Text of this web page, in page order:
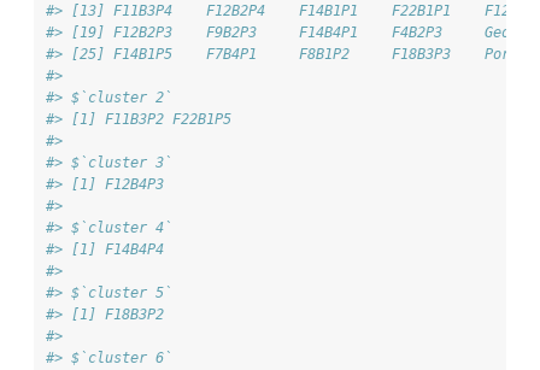
#> [13] F11B3P4    F12B2P4    F14B1P1    F22B1P1
#> [19] F12B2P3    F9B2P3     F14B4P1    F4B2P3
#> [25] F14B1P5    F7B4P1     F8B1P2     F18B3P3
#>
#> $`cluster 2`
#> [1] F11B3P2 F22B1P5
#>
#> $`cluster 3`
#> [1] F12B4P3
#>
#> $`cluster 4`
#> [1] F14B4P4
#>
#> $`cluster 5`
#> [1] F18B3P2
#>
#> $`cluster 6`